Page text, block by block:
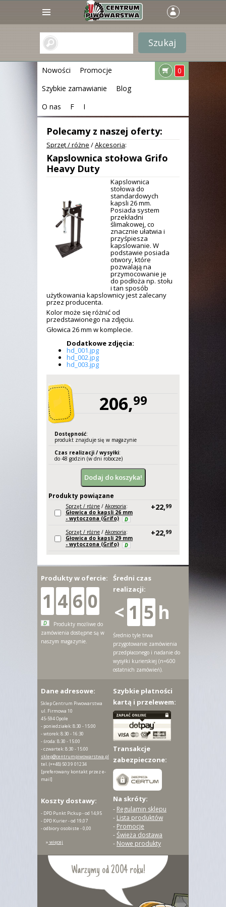
Nowości
Promocje
Szybkie zamawianie
Blog
O nas
F I
0
Polecamy z naszej oferty:
Sprzęt / różne /Akcesoria:
Kapslownica stołowa Grifo
Heavy Duty
Kapslownica
stołowa do
standardowych
kapsli 26 mm.
Posiada system
przekładni
ślimakowej, co
znacznie ułatwia i
przyśpiesza
kapslowanie. W
podstawie posiada
otwory, które
pozwalają na
przymocowanie je
do podłoża np. stołu
i tan sposób
użytkowania kapslownicy jest zalecany
przez producenta.
Kolor może się różnić od
przedstawionego na zdjęciu.
Głowica 26 mm w komplecie.
Dodatkowe zdjęcia:
hd_001.jpg
hd_002.jpg
hd_003.jpg
206,99
Dostępność:
produkt znajduje się w magazynie
Czas realizacji / wysyłki:
do 48 godzin (w dni robocze)
Produkty powiązane
Sprzęt / różne / Akcesoria:
Głowica do kapsli 26 mm
- wytoczona (Grifo)
D
+22,99
Sprzęt / różne / Akcesoria:
Głowica do kapsli 29 mm
- wytoczona (Grifo)
D
+22,99
Warzymy od 2004 roku!
Produkty w ofercie:
1 4 6 0
D
Produkty możliwe do
zamówienia dostępne są w
naszym magazynie.
Średni czas
realizacji:
< 1 5 h
Średnio tyle trwa
przygotowanie zamówienia
przedpłaconego i nadanie do
wysyłki kurierskiej (n=600
ostatnich zamówień).
Dane adresowe:
Sklep Centrum Piwowarstwa
ul. Firmowa 10
45-594 Opole
- poniedziałek: 8:30 - 15:00
- wtorek: 8:30 - 16:30
- środa: 8:30 - 15:00
- czwartek: 8:30 - 15:00
sklep@centrumpiwowarstwa.pl
tel.(++48) 503 9 01234
[preferowany kontakt przez e-
mail]
Szybkie płatności
kartą i przelewem:
Transakcje
zabezpieczone:
Koszty dostawy:
- DPD Punkt Pickup - od 14,95
- DPD Kurier - od 19,07
- odbiory osobiste - 0,00
» więcej
Na skróty:
- Regulamin sklepu
- Lista produktów
- Promocje
-Świeża dostawa
- Nowe produkty